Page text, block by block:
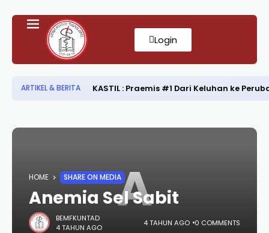
Login
ARTIKEL & BERITA KASTIL : Praemis #1 Dari Keluhan ke
A
HOME SHARE ON MEDIA
Anemia Sel Sabit
BEMFKUNTAD
4 TAHUN AGO
4 TAHUN AGO 0 COMMENTS